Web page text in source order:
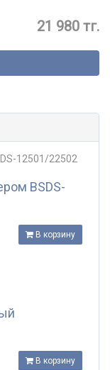
21 980 тг.
BSDS-
В корзину
В корзину